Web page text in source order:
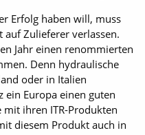
Erfolg haben will, muss
Zulieferer verlassen.
Jahr einen renommierten
Denn hydraulische
oder in Italien
ein Europa einen guten
mit ihren ITR-Produkten
diesem Produkt auch in